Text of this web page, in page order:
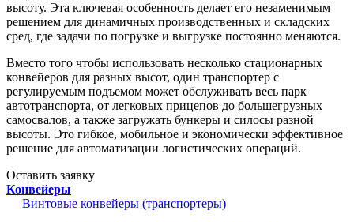
высоту. Эта ключевая особенность делает его незаменимым
решением для динамичных производственных и складских
сред, где задачи по погрузке и выгрузке постоянно меняются.
Вместо того чтобы использовать несколько стационарных
конвейеров для разных высот, один транспортер с
регулируемым подъемом может обслуживать весь парк
автотранспорта, от легковых прицепов до большегрузных
самосвалов, а также загружать бункеры и силосы разной
высоты. Это гибкое, мобильное и экономически эффективное
решение для автоматизации логистических операций.
Оставить заявку
Конвейеры
Винтовые конвейеры (транспортеры)